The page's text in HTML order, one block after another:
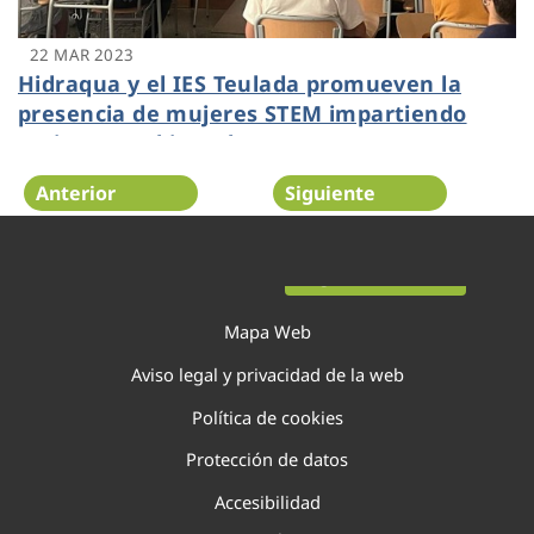
22 MAR 2023
Hidraqua y el IES Teulada promueven la
presencia de mujeres STEM impartiendo
sesiones ambientales
Anterior Siguiente
Mapa Web
Aviso legal y privacidad de la web
Política de cookies
Protección de datos
Accesibilidad